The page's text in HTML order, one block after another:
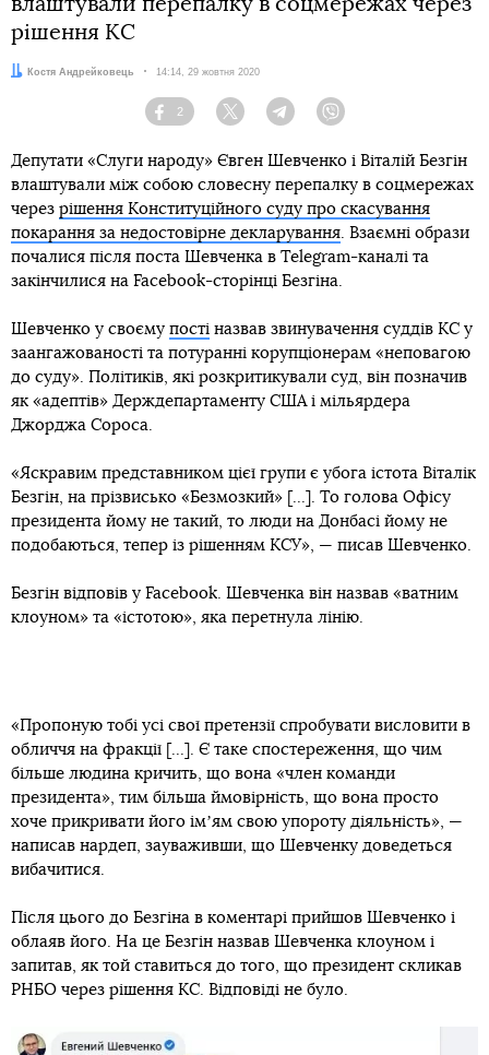
рішення КС
Автор:Костя Андрейковець Дата:
14:14, 29 жовтня 2020
Facebook
2
Twitter TelegramViber
Депутати «Слуги народу» Євген Шевченко і Віталій Безгін
влаштували між собою словесну перепалку в соцмережах
через рішення Конституційного суду про скасування
покарання за недостовірне декларування . Взаємні образи
почалися після поста Шевченка в Telegram-каналі та
закінчилися на Facebook-сторінці Безгіна.
Шевченко у своєму пості назвав звинувачення суддів КС у
заангажованості та потуранні корупціонерам «неповагою
до суду». Політиків, які розкритикували суд, він позначив
як «адептів» Держдепартаменту США і мільярдера
Джорджа Сороса.
«Яскравим представником цієї групи є убога істота Віталік
Безгін, на прізвисько «Безмозкий» [...]. То голова Офісу
президента йому не такий, то люди на Донбасі йому не
подобаються, тепер із рішенням КСУ», — писав Шевченко.
Безгін відповів у Facebook. Шевченка він назвав «ватним
клоуном» та «істотою», яка перетнула лінію.
«Пропоную тобі усі свої претензії спробувати висловити в
обличчя на фракції [...]. Є таке спостереження, що чим
більше людина кричить, що вона «член команди
президента», тим більша ймовірність, що вона просто
хоче прикривати його імʼям свою упороту діяльність», —
написав нардеп, зауваживши, що Шевченку доведеться
вибачитися.
Після цього до Безгіна в коментарі прийшов Шевченко і
облаяв його. На це Безгін назвав Шевченка клоуном і
запитав, як той ставиться до того, що президент скликав
РНБО через рішення КС. Відповіді не було.